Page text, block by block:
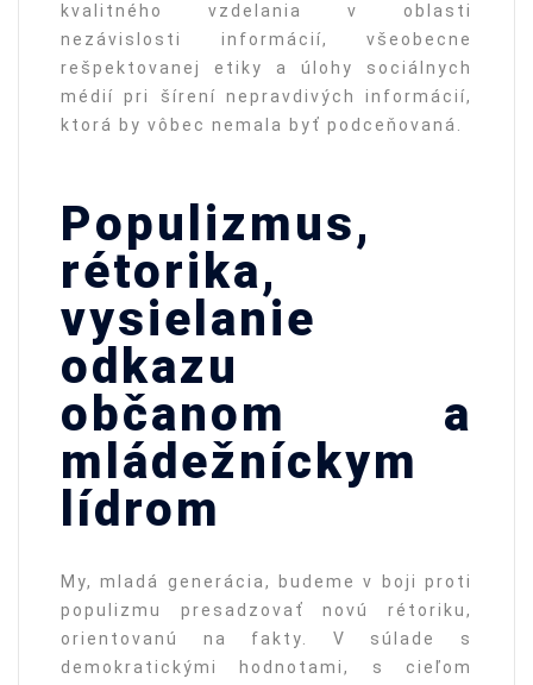
kvalitného vzdelania v oblasti
nezávislosti informácií, všeobecne
rešpektovanej etiky a úlohy sociálnych
médií pri šírení nepravdivých informácií,
ktorá by vôbec nemala byť podceňovaná.
Populizmus,
rétorika,
vysielanie
odkazu
občanom a
mládežníckym
lídrom
My, mladá generácia, budeme v boji proti
populizmu presadzovať novú rétoriku,
orientovanú na fakty. V súlade s
demokratickými hodnotami, s cieľom